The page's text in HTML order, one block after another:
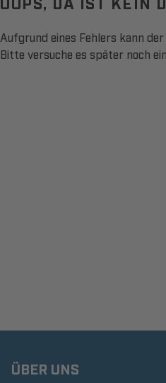
Aufgrund eines Fehlers kann
Bitte versuche es später noch
ÜBER UNS